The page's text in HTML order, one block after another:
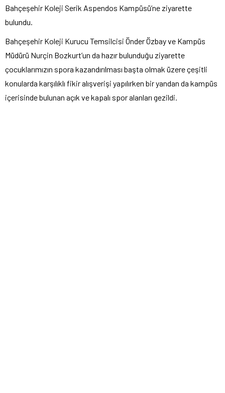
Bahçeşehir Koleji Serik Aspendos Kampüsü’ne ziyarette
bulundu.
Bahçeşehir Koleji Kurucu Temsilcisi Önder Özbay ve Kampüs
Müdürü Nurçin Bozkurt’un da hazır bulunduğu ziyarette
çocuklarımızın spora kazandırılması başta olmak üzere çeşitli
konularda karşılıklı fikir alışverişi yapılırken bir yandan da kampüs
içerisinde bulunan açık ve kapalı spor alanları gezildi.